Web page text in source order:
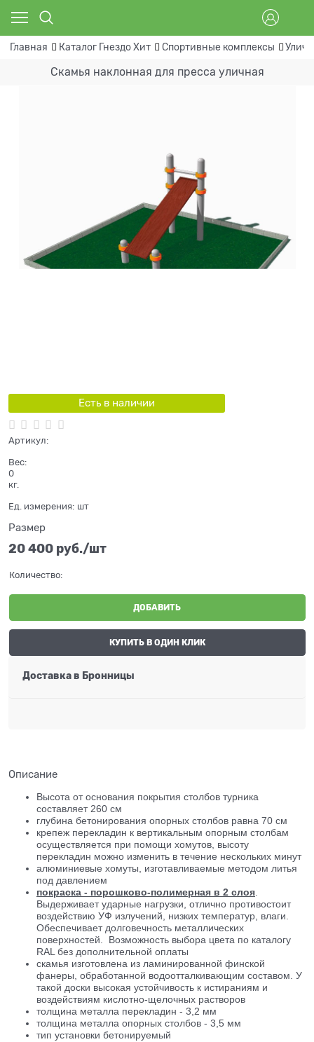
Главная Каталог Гнездо Хит Спортивные комплексы
Скамья наклонная для пресса уличная
Есть в наличии
Артикул:
Вес:
0
кг.
Ед. измерения: шт
Размер
20 400 руб./шт
Количество:
ДОБАВИТЬ
КУПИТЬ В ОДИН КЛИК
Доставка в Бронницы
Описание
Высота от основания покрытия столбов турника
составляет 260 см
глубина бетонирования опорных столбов равна 70 см
крепеж перекладин к вертикальным опорным столбам
осуществляется при помощи хомутов, высоту
перекладин можно изменить в течение нескольких минут
алюминиевые хомуты, изготавливаемые методом литья
под давлением
покраска - порошково-полимерная в 2 слоя.
Выдерживает ударные нагрузки, отлично противостоит
воздействию УФ излучений, низких температур, влаги.
Обеспечивает долговечность металлических
поверхностей. Возможность выбора цвета по каталогу
RAL без дополнительной оплаты
скамья изготовлена из ламинированной финской
фанеры, обработанной водоотталкивающим составом. У
такой доски высокая устойчивость к истираниям и
воздействиям кислотно-щелочных растворов
толщина металла перекладин - 3,2 мм
толщина металла опорных столбов - 3,5 мм
тип установки бетонируемый